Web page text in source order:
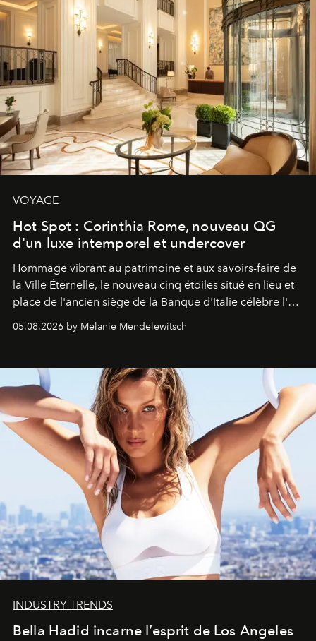
VOYAGE
Hot Spot : Corinthia Rome, nouveau QG
d'un luxe intemporel et undercover
Hommage vibrant au patrimoine et aux savoirs-faire de
la Ville Éternelle, le nouveau cinq étoiles situé en lieu et
place de l'ancien siège de la Banque d'Italie célèbre l'art
de vivre Romain dans toute son élégance intemporelle.
05.08.2026 by Melanie Mendelewitsch
INDUSTRY TRENDS
Bella Hadid incarne l’esprit de Los Angeles